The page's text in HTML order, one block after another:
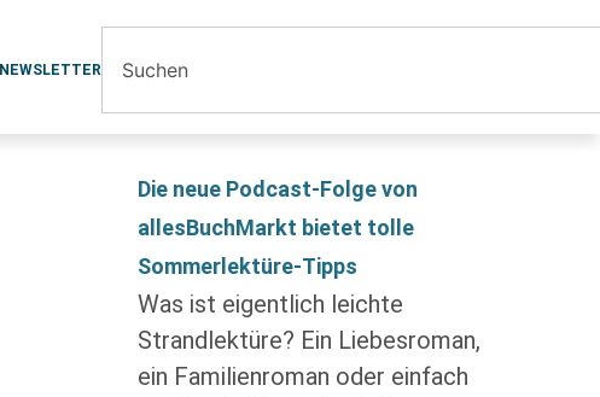
NEWSLETTER
Die neue Podcast-Folge von
allesBuchMarkt bietet tolle
Sommerlektüre-Tipps
Was ist eigentlich leichte
Strandlektüre? Ein Liebesroman,
ein Familienroman oder einfach